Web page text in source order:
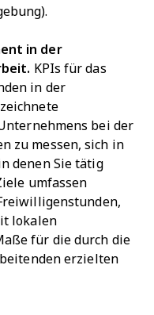
in der
KPIs für das
in der
bei der
zu messen, sich in
denen Sie tätig
umfassen
lokalen
für die durch die
erzielten